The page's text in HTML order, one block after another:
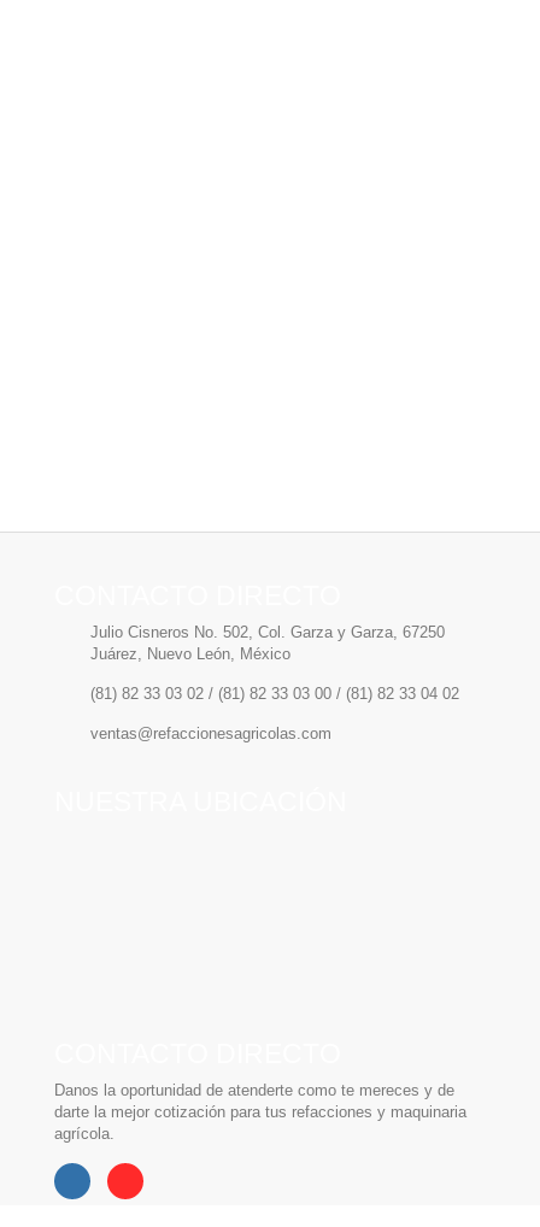
Julio Cisneros No. 502, Col. Garza y Garza, 67250
Juárez, Nuevo León, México
(81) 82 33 03 02 / (81) 82 33 03 00 / (81) 82 33 04 02
ventas@refaccionesagricolas.com
Danos la oportunidad de atenderte como te mereces y de
darte la mejor cotización para tus refacciones y maquinaria
agrícola.